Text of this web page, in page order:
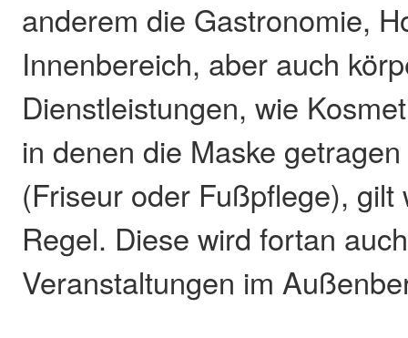
anderem die Gastronomie,
Innenbereich, aber auch
Dienstleistungen, wie
in denen die Maske
(Friseur oder Fußpflege), gilt
Regel. Diese wird fortan
Veranstaltungen im